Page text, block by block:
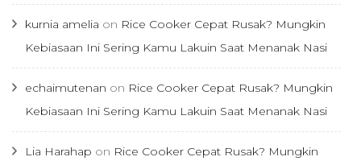
kurnia amelia on Rice Cooker Cepat Rusak? Mungkin
Kebiasaan Ini Sering Kamu Lakuin Saat Menanak Nasi
echaimutenan on Rice Cooker Cepat Rusak? Mungkin
Kebiasaan Ini Sering Kamu Lakuin Saat Menanak Nasi
Lia Harahap on Rice Cooker Cepat Rusak? Mungkin